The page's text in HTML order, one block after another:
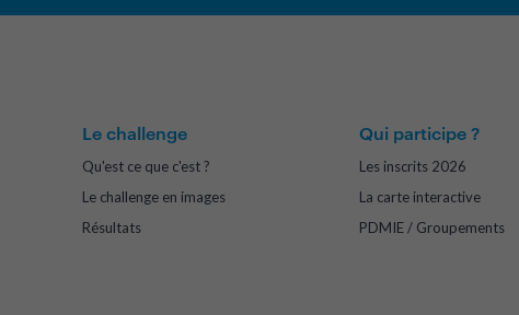
Le challenge
Qu'est ce que c'est ?
Le challenge en images
Résultats
Qui participe ?
Les inscrits 2026
La carte interactive
PDMIE / Groupements